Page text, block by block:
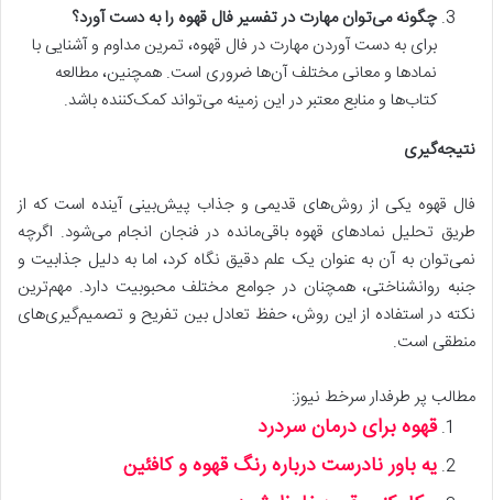
چگونه می‌توان مهارت در تفسیر فال قهوه را به دست آورد؟
برای به دست آوردن مهارت در فال قهوه، تمرین مداوم و آشنایی با
نمادها و معانی مختلف آن‌ها ضروری است. همچنین، مطالعه
کتاب‌ها و منابع معتبر در این زمینه می‌تواند کمک‌کننده باشد.
نتیجه‌گیری
فال قهوه یکی از روش‌های قدیمی و جذاب پیش‌بینی آینده است که از
طریق تحلیل نمادهای قهوه باقی‌مانده در فنجان انجام می‌شود. اگرچه
نمی‌توان به آن به عنوان یک علم دقیق نگاه کرد، اما به دلیل جذابیت و
جنبه روانشناختی، همچنان در جوامع مختلف محبوبیت دارد. مهم‌ترین
نکته در استفاده از این روش، حفظ تعادل بین تفریح و تصمیم‌گیری‌های
منطقی است.
مطالب پر طرفدار سرخط نیوز:
قهوه برای درمان سردرد
یه باور نادرست درباره رنگ قهوه و کافئین